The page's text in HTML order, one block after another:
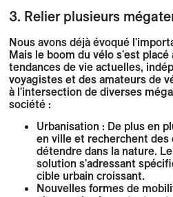
3. Relier plusieurs
Nous avons déjà évoqué
Mais le boom du vélo s'est
tendances de vie actuelles,
voyagistes et des amateurs de
à l'intersection de diverses
société :
Urbanisation : De plus en
en ville et recherchent
détendre dans la nature.
solution s'adressant
cible urbain croissant.
Nouvelles formes de